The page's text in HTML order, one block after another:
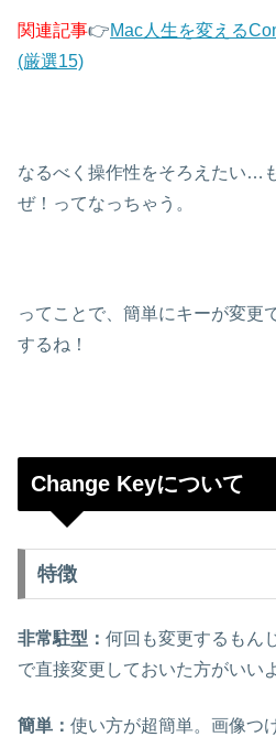
関連記事👉Mac人生を変える
(厳選15)
なるべく操作性をそろえたい…
ぜ！ってなっちゃう。
ってことで、簡単にキーが変更
するね！
Change Keyについて
特徴
非常駐型： 何回も変更するもん
で直接変更しておいた方がいい
簡単： 使い方が超簡単。画像つ